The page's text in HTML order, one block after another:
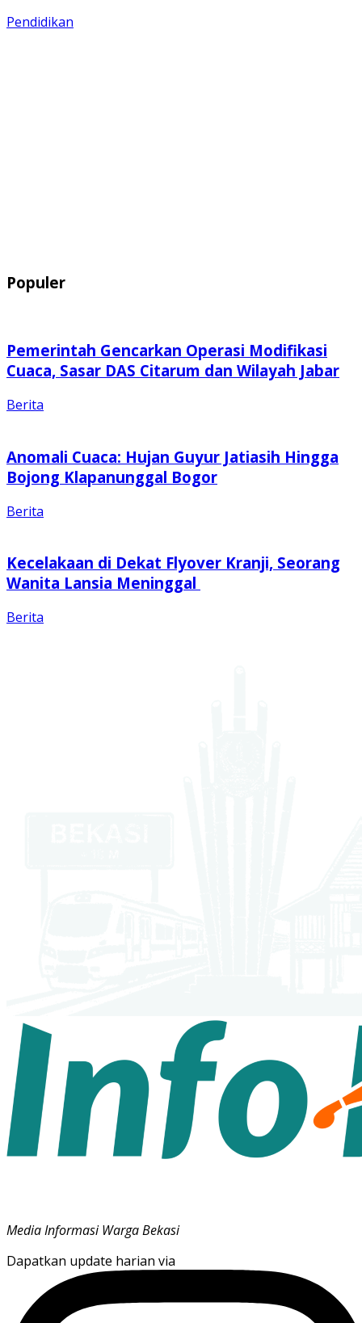
Pendidikan
Populer
Pemerintah Gencarkan Operasi Modifikasi
Cuaca, Sasar DAS Citarum dan Wilayah Jabar
Berita
Anomali Cuaca: Hujan Guyur Jatiasih Hingga
Bojong Klapanunggal Bogor
Berita
Kecelakaan di Dekat Flyover Kranji, Seorang
Wanita Lansia Meninggal
Berita
Media Informasi Warga Bekasi
Dapatkan update harian via